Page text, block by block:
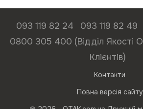
093 119 82 24 093 119 82 49
0800 305 400 (Відділ Якості
Клієнтів)
Контакти
Повна версія сайту